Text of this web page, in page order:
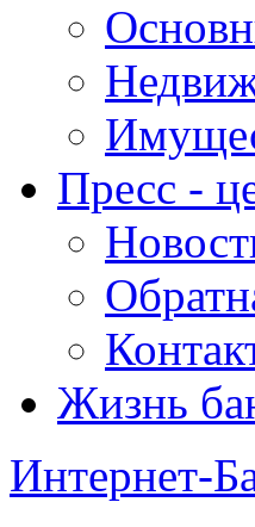
Пресс -
Жизнь
Интернет-